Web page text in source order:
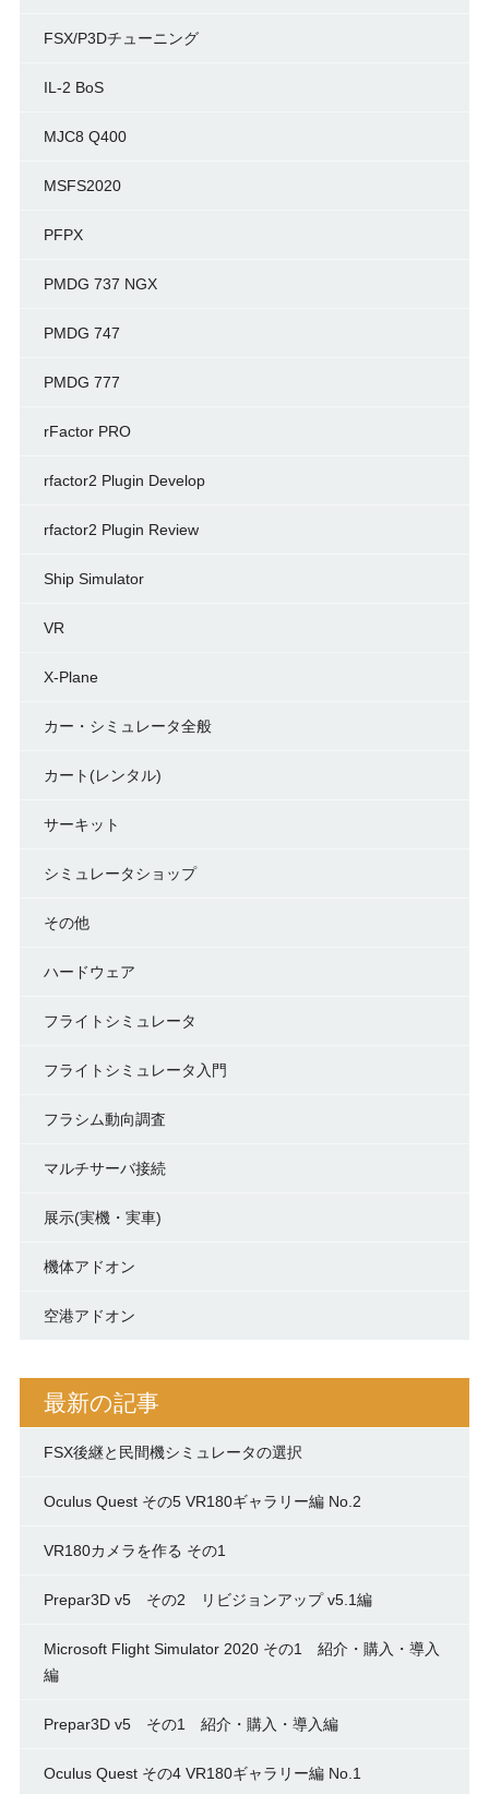
FSX/P3Dチューニング
IL-2 BoS
MJC8 Q400
MSFS2020
PFPX
PMDG 737 NGX
PMDG 747
PMDG 777
rFactor PRO
rfactor2 Plugin Develop
rfactor2 Plugin Review
Ship Simulator
VR
X-Plane
カー・シミュレータ全般
カート(レンタル)
サーキット
シミュレータショップ
その他
ハードウェア
フライトシミュレータ
フライトシミュレータ入門
フラシム動向調査
マルチサーバ接続
展示(実機・実車)
機体アドオン
空港アドオン
最新の記事
FSX後継と民間機シミュレータの選択
Oculus Quest その5 VR180ギャラリー編 No.2
VR180カメラを作る その1
Prepar3D v5 その2 リビジョンアップ v5.1編
Microsoft Flight Simulator 2020 その1 紹介・購入・導入
編
Prepar3D v5 その1 紹介・購入・導入編
Oculus Quest その4 VR180ギャラリー編 No.1